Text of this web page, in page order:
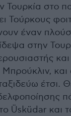
Τουρκία στο
Τούρκους
έναν
στην
έτσι.
Üsküdar και